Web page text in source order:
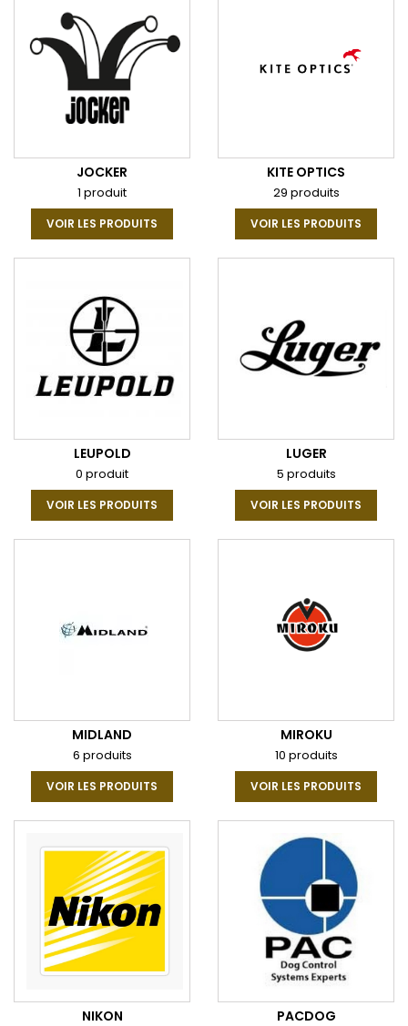
JOCKER
1 produit
VOIR LES PRODUITS
KITE OPTICS
29 produits
VOIR LES PRODUITS
LEUPOLD
0 produit
VOIR LES PRODUITS
LUGER
5 produits
VOIR LES PRODUITS
MIDLAND
6 produits
VOIR LES PRODUITS
MIROKU
10 produits
VOIR LES PRODUITS
NIKON PACDOG